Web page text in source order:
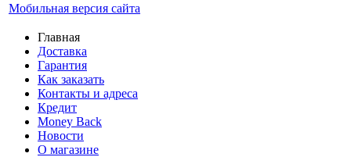
Мобильная версия сайта
Главная
Доставка
Гарантия
Как заказать
Контакты и адреса
Кредит
Money Back
Новости
О магазине